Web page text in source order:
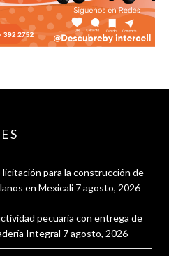
para la construcción de
en Mexicali 7 agosto, 2026
pecuaria con entrega de
Integral 7 agosto, 2026